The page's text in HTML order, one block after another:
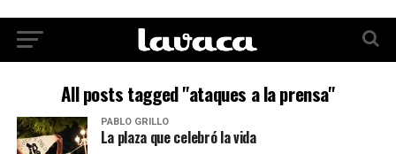
All posts tagged "ataques a la prensa"
PABLO GRILLO
La plaza que celebró la vida